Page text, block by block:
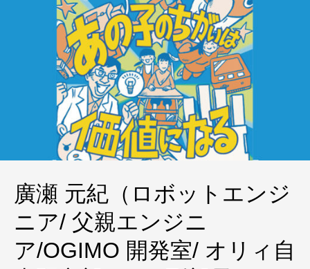
廣瀬 元紀（ロボットエンジ
ニア/ 父親エンジニ
ア/OGIMO 開発室/ オリィ自